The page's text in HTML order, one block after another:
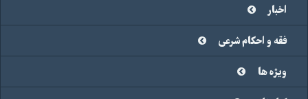
اخبار
فقه و احکام شرعی
ویژه ها